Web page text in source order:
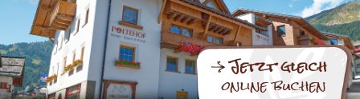
Jetzt gleich
online buchen